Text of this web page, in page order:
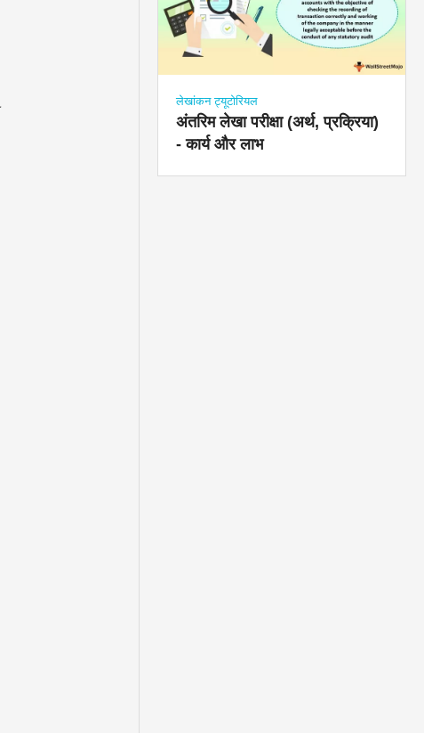
लेखांकन ट्यूटोरियल
अंतरिम लेखा परीक्षा (अर्थ, प्रक्रिया)
- कार्य और लाभ